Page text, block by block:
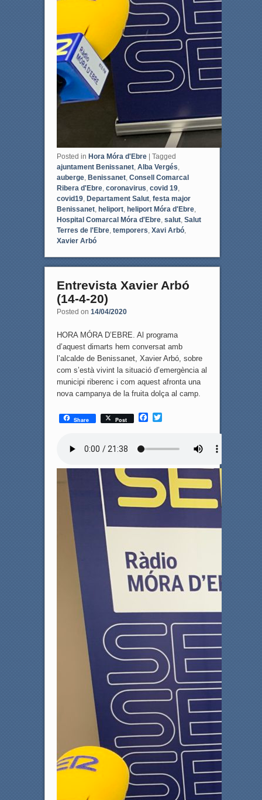
Posted in Hora Móra d'Ebre
Tagged
ajuntament Benissanet, Alba Vergés,
auberge, Benissanet, Consell Comarcal
Ribera d'Ebre, coronavirus, covid 19,
covid19, Departament Salut, festa major
Benissanet, heliport, heliport Móra d'Ebre,
Hospital Comarcal Móra d'Ebre, salut, Salut
Terres de l'Ebre, temporers, Xavi Arbó,
Xavier Arbó
Entrevista Xavier Arbó
(14-4-20)
Posted on 14/04/2020
HORA MÓRA D’EBRE. Al programa
d’aquest dimarts hem conversat amb
l’alcalde de Benissanet, Xavier Arbó, sobre
com s’està vivint la situació d’emergència al
municipi riberenc i com aquest afronta una
nova campanya de la fruita dolça al camp.
Share Post
F
k
T